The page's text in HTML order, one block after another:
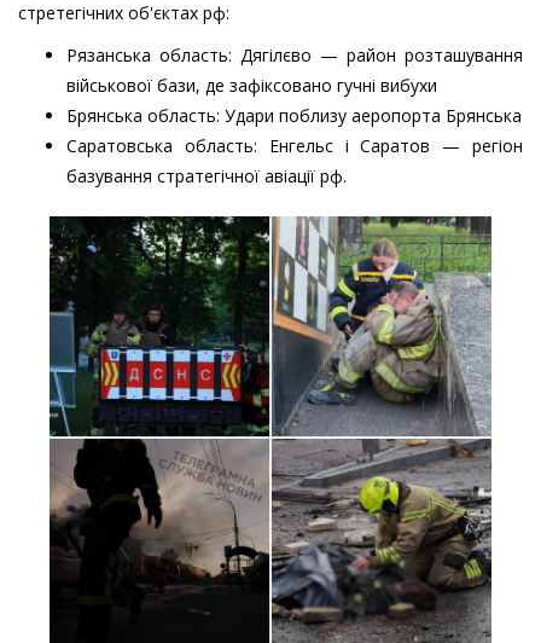
стретегічних об'єктах рф:
Рязанська область: Дягілєво — район розташування
військової бази, де зафіксовано гучні вибухи
Брянська область: Удари поблизу аеропорта Брянська
Саратовська область: Енгельс і Саратов — регіон
базування стратегічної авіації рф.